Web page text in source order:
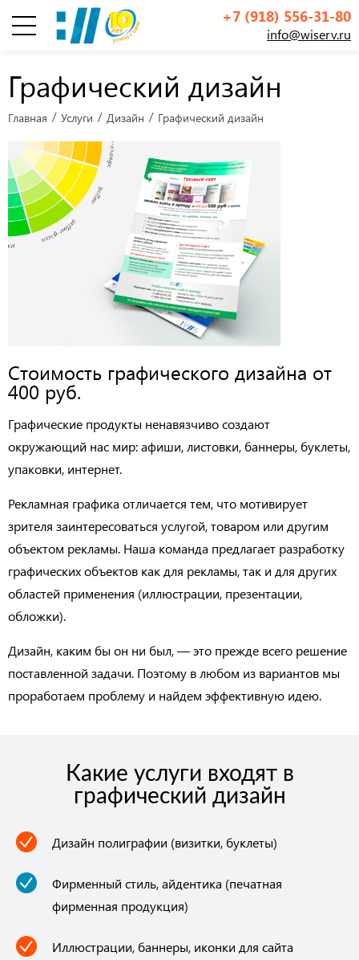
+7 (918) 556-31-80
info@wiserv.ru
Графический дизайн
Главная Услуги Дизайн Графический дизайн
Стоимость графического дизайна от
400 руб.
Графические продукты ненавязчиво создают
окружающий нас мир: афиши, листовки, баннеры, буклеты,
упаковки, интернет.
Рекламная графика отличается тем, что мотивирует
зрителя заинтересоваться услугой, товаром или другим
объектом рекламы. Наша команда предлагает разработку
графических объектов как для рекламы, так и для других
областей применения (иллюстрации, презентации,
обложки).
Дизайн, каким бы он ни был, — это прежде всего решение
поставленной задачи. Поэтому в любом из вариантов мы
проработаем проблему и найдем эффективную идею.
Какие услуги входят в
графический дизайн
Дизайн полиграфии (визитки, буклеты)
Фирменный стиль, айдентика (печатная
фирменная продукция)
Иллюстрации, баннеры, иконки для сайта